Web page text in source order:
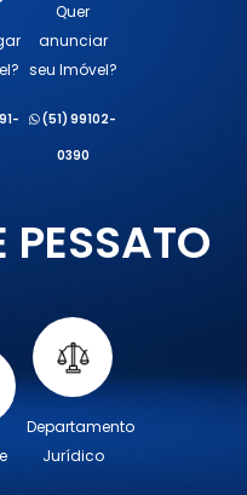
Quer
anunciar
seu Imóvel?
(51) 99102-
0390
PESSATO
Departamento
Jurídico